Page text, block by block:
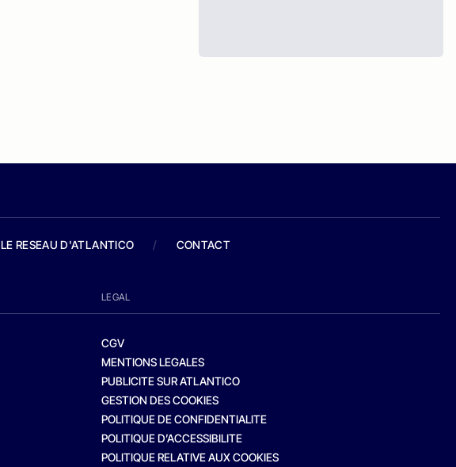
LE RESEAU D'ATLANTICO / CONTACT
LEGAL
CGV
MENTIONS LEGALES
PUBLICITE SUR ATLANTICO
GESTION DES COOKIES
POLITIQUE DE CONFIDENTIALITE
POLITIQUE D’ACCESSIBILITE
POLITIQUE RELATIVE AUX COOKIES